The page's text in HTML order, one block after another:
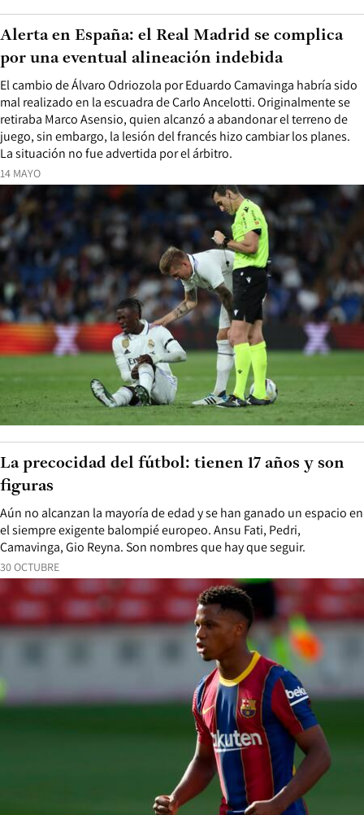
14 MAYO
El cambio de Álvaro Odriozola por Eduardo Camavinga habría sido
mal realizado en la escuadra de Carlo Ancelotti. Originalmente se
retiraba Marco Asensio, quien alcanzó a abandonar el terreno de
juego, sin embargo, la lesión del francés hizo cambiar los planes.
La situación no fue advertida por el árbitro.
Alerta en España: el Real Madrid se complica
por una eventual alineación indebida
30 OCTUBRE
Aún no alcanzan la mayoría de edad y se han ganado un espacio en
el siempre exigente balompié europeo. Ansu Fati, Pedri,
Camavinga, Gio Reyna. Son nombres que hay que seguir.
La precocidad del fútbol: tienen 17 años y son
figuras